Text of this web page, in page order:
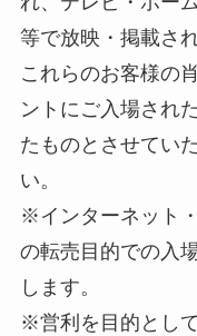
等で放映・掲載さ
これらのお客様の
ントにご入場され
たものとさせてい
い。
※インターネット
の転売目的での入
します。
※営利を目的とし